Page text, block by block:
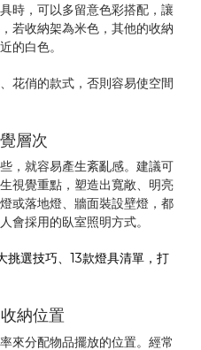
時，可以多留意色彩搭配，讓
若收納架為米色，其他的收納
的白色。
花俏的款式，否則容易使空間
層次
，就容易產生紊亂感。建議可
視覺重點，塑造出寬敞、明亮
或落地燈、牆面裝設壁燈，都
會採用的臥室照明方式。
挑選技巧、13款燈具清單，打
納位置
來分配物品擺放的位置。經常